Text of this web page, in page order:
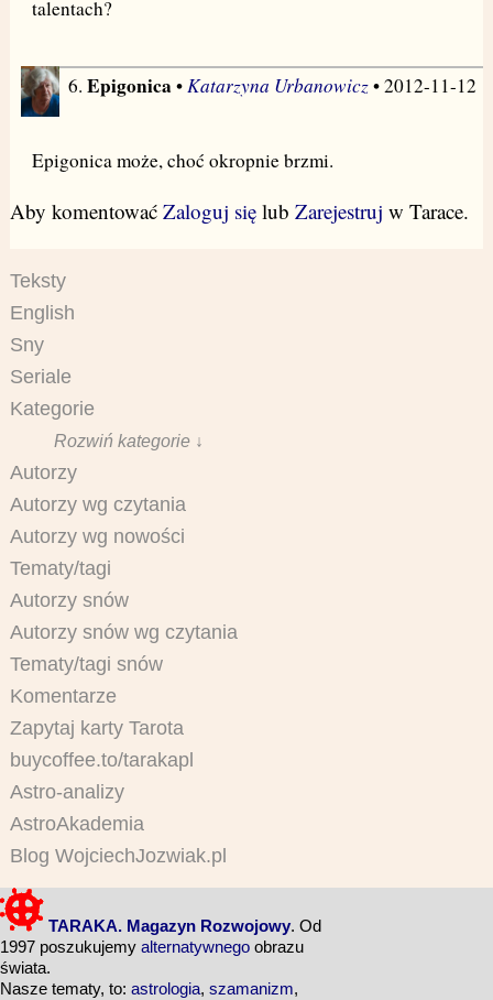
talentach?
6. Epigonica •Katarzyna Urbanowicz• 2012-11-12
Epigonica może, choć okropnie brzmi.
Aby komentować Zaloguj sięlub Zarejestruj w Tarace.
Teksty
English
Sny
Seriale
Kategorie
Rozwiń kategorie ↓
Autorzy
Autorzy wg czytania
Autorzy wg nowości
Tematy/tagi
Autorzy snów
Autorzy snów wg czytania
Tematy/tagi snów
Komentarze
Zapytaj karty Tarota
buycoffee.to/tarakapl
Astro-analizy
AstroAkademia
Blog WojciechJozwiak.pl
TARAKA. Magazyn Rozwojowy. Od
1997 poszukujemy alternatywnego obrazu
świata.
Nasze tematy, to: astrologia, szamanizm,